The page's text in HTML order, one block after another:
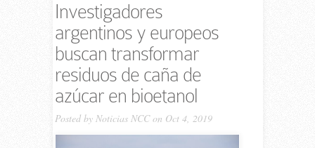
Investigadores
argentinos y europeos
buscan transformar
residuos de caña de
azúcar en bioetanol
Posted by Noticias NCCon Oct 4, 2019